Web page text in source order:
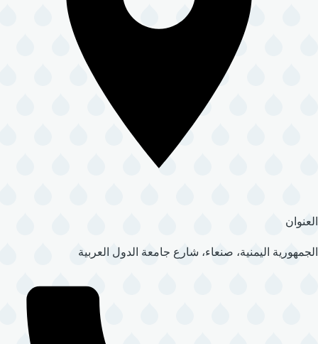
العنوان
الجمهورية اليمنية، صنعاء، شارع جامعة الدول العربية